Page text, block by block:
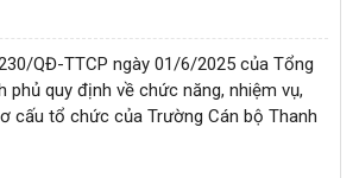
QĐ-TTCP ngày 01/6/2025 của Tổng
phủ quy định về chức năng, nhiệm vụ,
cấu tổ chức của Trường Cán bộ Thanh